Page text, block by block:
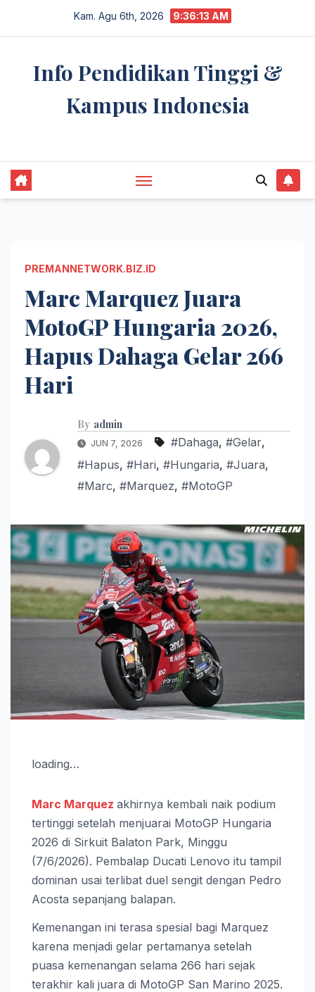
Kam. Agu 6th, 2026 9:36:14 AM
Info Pendidikan Tinggi &
Kampus Indonesia
PREMANNETWORK.BIZ.ID
Marc Marquez Juara
MotoGP Hungaria 2026,
Hapus Dahaga Gelar 266
Hari
By admin
JUN 7, 2026 #Dahaga, #Gelar,
#Hapus, #Hari, #Hungaria, #Juara,
#Marc, #Marquez, #MotoGP
loading…
Marc Marquez akhirnya kembali naik podium
tertinggi setelah menjuarai MotoGP Hungaria
2026 di Sirkuit Balaton Park, Minggu
(7/6/2026). Pembalap Ducati Lenovo itu tampil
dominan usai terlibat duel sengit dengan Pedro
Acosta sepanjang balapan.
Kemenangan ini terasa spesial bagi Marquez
karena menjadi gelar pertamanya setelah
puasa kemenangan selama 266 hari sejak
terakhir kali juara di MotoGP San Marino 2025.